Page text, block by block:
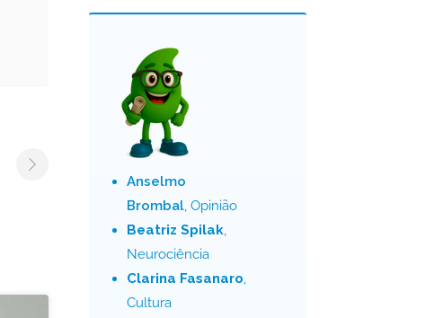
Anselmo
Brombal, Opinião
Beatriz Spilak,
Neurociência
Clarina Fasanaro,
Cultura